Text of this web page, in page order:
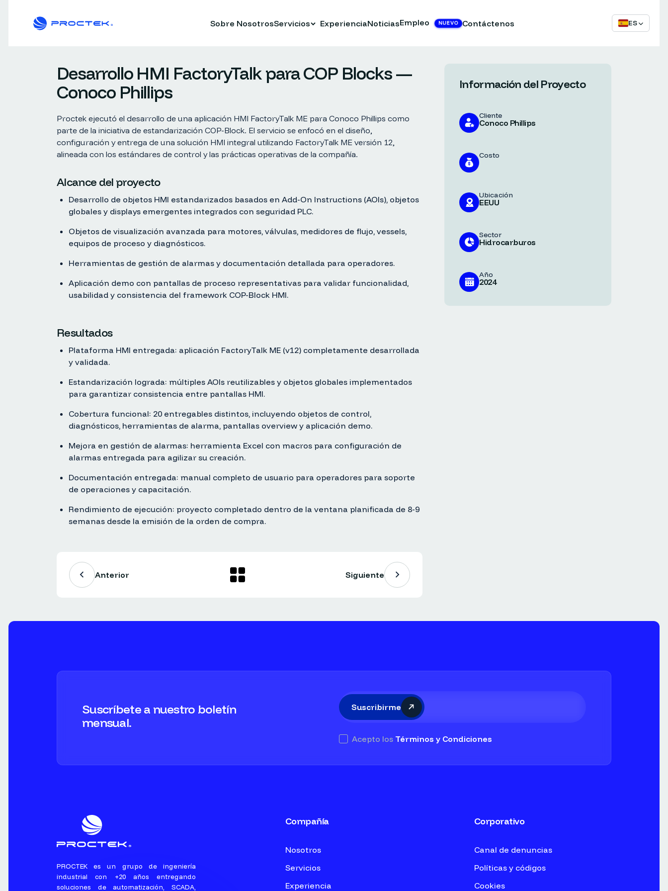
Sobre NosotrosServicios ExperienciaNoticiasEmpleo NUEVO Contáctenos ES
Desarrollo HMI FactoryTalk para COP Blocks —
Conoco Phillips
Proctek ejecutó el desarrollo de una aplicación HMI FactoryTalk ME para Conoco Phillips como
parte de la iniciativa de estandarización COP-Block. El servicio se enfocó en el diseño,
configuración y entrega de una solución HMI integral utilizando FactoryTalk ME versión 12,
alineada con los estándares de control y las prácticas operativas de la compañía.
Alcance del proyecto
Desarrollo de objetos HMI estandarizados basados en Add-On Instructions (AOIs), objetos
globales y displays emergentes integrados con seguridad PLC.
Objetos de visualización avanzada para motores, válvulas, medidores de flujo, vessels,
equipos de proceso y diagnósticos.
Herramientas de gestión de alarmas y documentación detallada para operadores.
Aplicación demo con pantallas de proceso representativas para validar funcionalidad,
usabilidad y consistencia del framework COP-Block HMI.
Resultados
Plataforma HMI entregada: aplicación FactoryTalk ME (v12) completamente desarrollada
y validada.
Estandarización lograda: múltiples AOIs reutilizables y objetos globales implementados
para garantizar consistencia entre pantallas HMI.
Cobertura funcional: 20 entregables distintos, incluyendo objetos de control,
diagnósticos, herramientas de alarma, pantallas overview y aplicación demo.
Mejora en gestión de alarmas: herramienta Excel con macros para configuración de
alarmas entregada para agilizar su creación.
Documentación entregada: manual completo de usuario para operadores para soporte
de operaciones y capacitación.
Rendimiento de ejecución: proyecto completado dentro de la ventana planificada de 8-9
semanas desde la emisión de la orden de compra.
Anterior Siguiente
Información del Proyecto
Cliente
Conoco Phillips
Costo
Ubicación
EEUU
Sector
Hidrocarburos
Año
2024
Suscríbete a nuestro boletín
mensual.
Suscribirme
Acepto los Términos y Condiciones
PROCTEK es un grupo de ingeniería
industrial con +20 años entregando
soluciones de automatización, SCADA,
Compañía
Nosotros
Servicios
Experiencia
Corporativo
Canal de denuncias
Políticas y códigos
Cookies